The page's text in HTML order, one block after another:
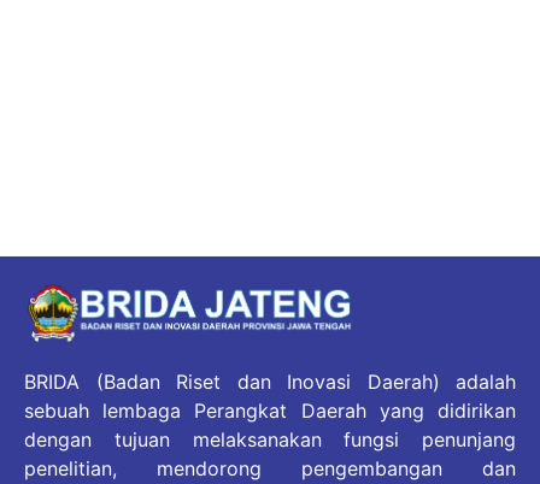
BRIDA (Badan Riset dan Inovasi Daerah) adalah
sebuah lembaga Perangkat Daerah yang didirikan
dengan tujuan melaksanakan fungsi penunjang
penelitian, mendorong pengembangan dan